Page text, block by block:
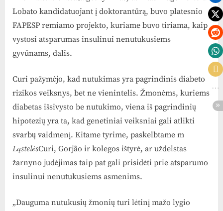
Lobato kandidatuojant į doktorantūrą, buvo platesnio
FAPESP remiamo projekto, kuriame buvo tiriama, kaip
vystosi atsparumas insulinui nenutukusiems
gyvūnams, dalis.
Curi pažymėjo, kad nutukimas yra pagrindinis diabeto
rizikos veiksnys, bet ne vienintelis. Žmonėms, kuriems
diabetas išsivysto be nutukimo, viena iš pagrindinių
hipotezių yra ta, kad genetiniai veiksniai gali atlikti
svarbų vaidmenį. Kitame tyrime, paskelbtame m
LąstelėsCuri, Gorjão ir kolegos ištyrė, ar uždelstas
žarnyno judėjimas taip pat gali prisidėti prie atsparumo
insulinui nenutukusiems asmenims.
„Dauguma nutukusių žmonių turi lėtinį mažo lygio